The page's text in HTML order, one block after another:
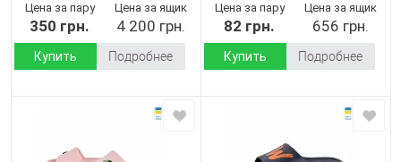
Цена за пару
350 грн.
Цена за ящик
4 200 грн.
Купить Подробнее
Цена за пару
82 грн.
Цена за ящик
656 грн.
Купить Подробнее